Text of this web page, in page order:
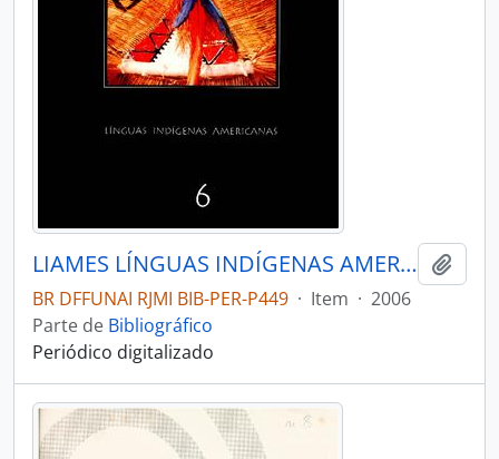
LIAMES LÍNGUAS INDÍGENAS AMERICANAS - CAMPINAS SP UNICAMP INSTITUTO DE EST - 2006 - Nº06
BR DFFUNAI RJMI BIB-PER-P449 · Item · 2006
Parte de Bibliográfico
Periódico digitalizado